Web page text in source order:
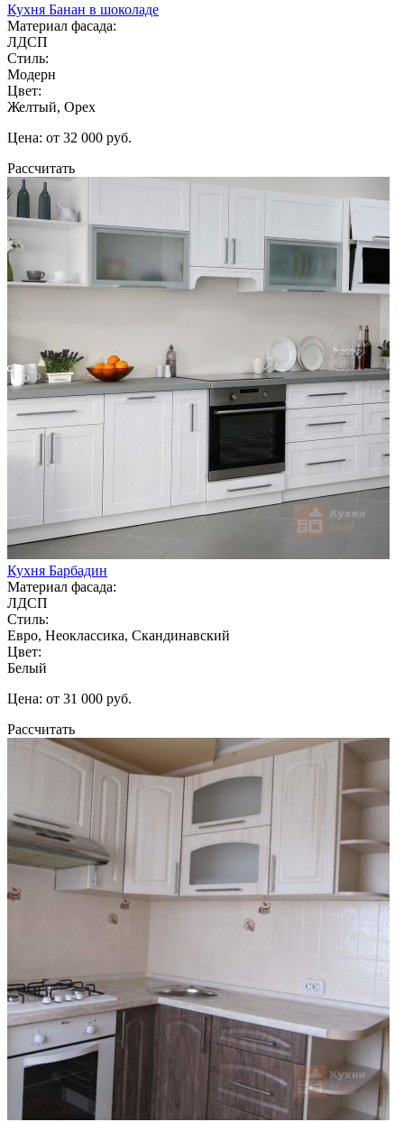
Кухня Банан в шоколаде
Материал фасада:
ЛДСП
Стиль:
Модерн
Цвет:
Желтый, Орех
Цена: от 32 000 руб.
Рассчитать
Кухня Барбадин
Материал фасада:
ЛДСП
Стиль:
Евро, Неоклассика, Скандинавский
Цвет:
Белый
Цена: от 31 000 руб.
Рассчитать